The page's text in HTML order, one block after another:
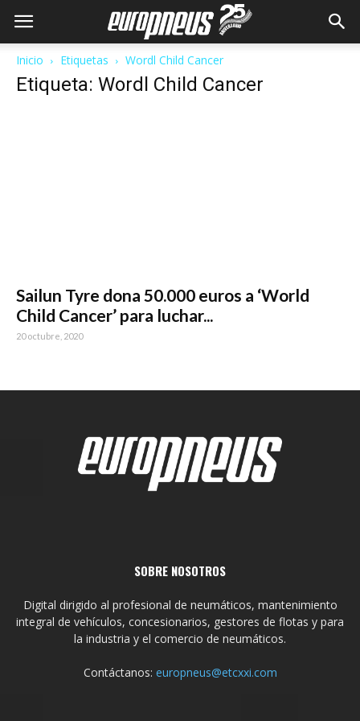
Inicio Etiquetas Wordl Child Cancer
Etiqueta: Wordl Child Cancer
Sailun Tyre dona 50.000 euros a ‘World
Child Cancer’ para luchar...
20 octubre, 2020
SOBRE NOSOTROS
Digital dirigido al profesional de neumáticos, mantenimiento
integral de vehículos, concesionarios, gestores de flotas y para
la industria y el comercio de neumáticos.
Contáctanos: europneus@etcxxi.com